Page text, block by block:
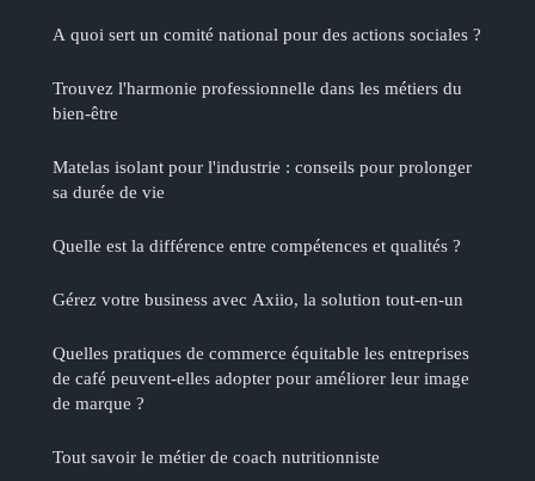
A quoi sert un comité national pour des actions sociales ?
Trouvez l'harmonie professionnelle dans les métiers du
bien-être
Matelas isolant pour l'industrie : conseils pour prolonger
sa durée de vie
Quelle est la différence entre compétences et qualités ?
Gérez votre business avec Axiio, la solution tout-en-un
Quelles pratiques de commerce équitable les entreprises
de café peuvent-elles adopter pour améliorer leur image
de marque ?
Tout savoir le métier de coach nutritionniste